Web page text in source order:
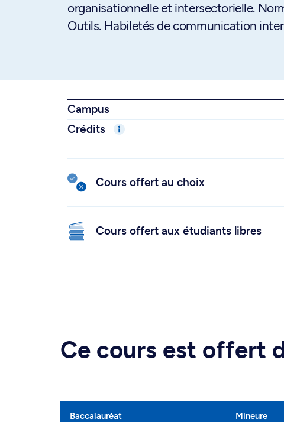
organisationnelle et intersectorielle.
Outils. Habiletés de communication
Campus
Crédits
Cours offert au choix
Cours offert aux étudiants libres
Ce cours est offert
Baccalauréat Mineure